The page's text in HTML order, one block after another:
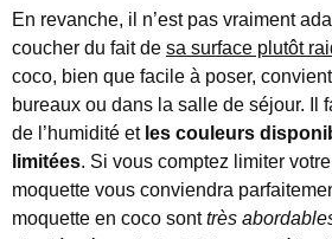
En revanche, il n’est pas vraiment
coucher du fait de sa surface plutôt
coco, bien que facile à poser,
bureaux ou dans la salle de séjour. Il
de l’humidité et les couleurs
limitées. Si vous comptez limiter
moquette vous conviendra
moquette en coco sonttrès